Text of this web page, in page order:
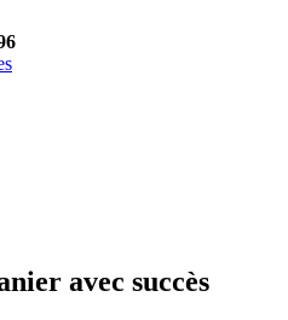
avec succès